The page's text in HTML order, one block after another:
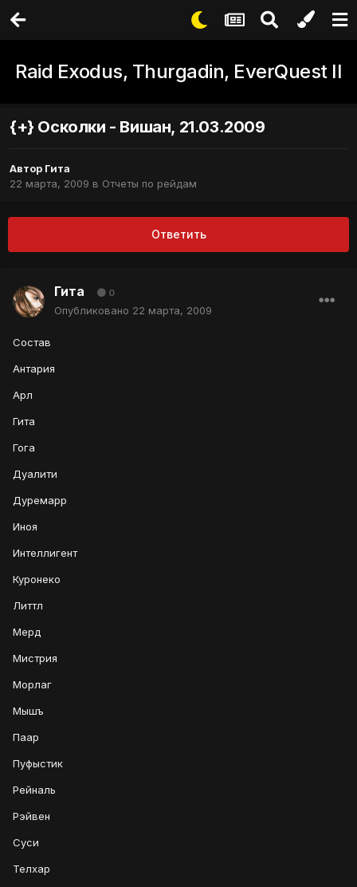
Raid Exodus, Thurgadin, EverQuest II
{+} Осколки - Вишан, 21.03.2009
Автор Гита
22 марта, 2009 в Отчеты по рейдам
Ответить
Гита 0
Опубликовано 22 марта, 2009
Состав
Антария
Арл
Гита
Гога
Дуалити
Дуремарр
Иноя
Интеллигент
Куронеко
Литтл
Мерд
Мистрия
Морлаг
Мышъ
Паар
Пуфыстик
Рейналь
Рэйвен
Суси
Телхар